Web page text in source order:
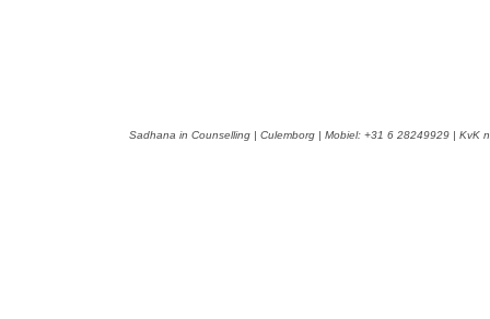
Sadhana in Counselling | Culemborg | Mobiel: +31 6 28249929 | KvK